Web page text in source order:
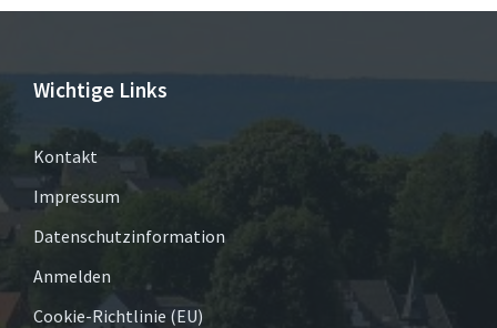
Wichtige Links
Kontakt
Impressum
Datenschutzinformation
Anmelden
Cookie-Richtlinie (EU)